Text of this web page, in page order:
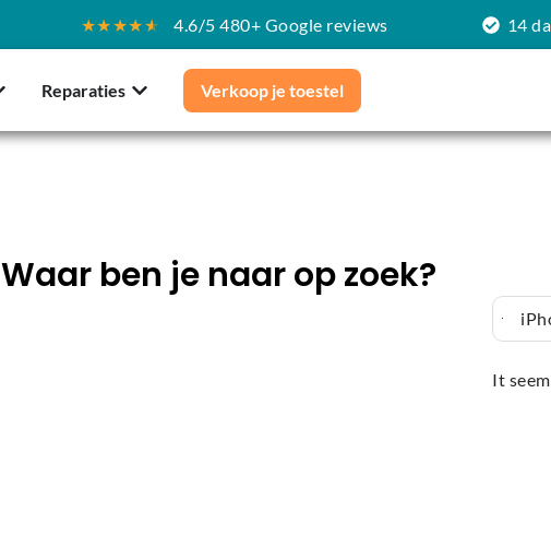
★★★★★ 4.6/5 480+ Google reviews 14
Reparaties Verkoop je toestel
Waar ben je naar op zoek?
It